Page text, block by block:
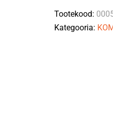
0005200690
APB
quantity
Tootekood:
Kategooria: